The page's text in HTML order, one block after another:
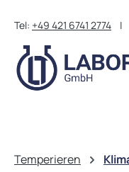
Tel: +49 421 6741 2774 |
Temperieren